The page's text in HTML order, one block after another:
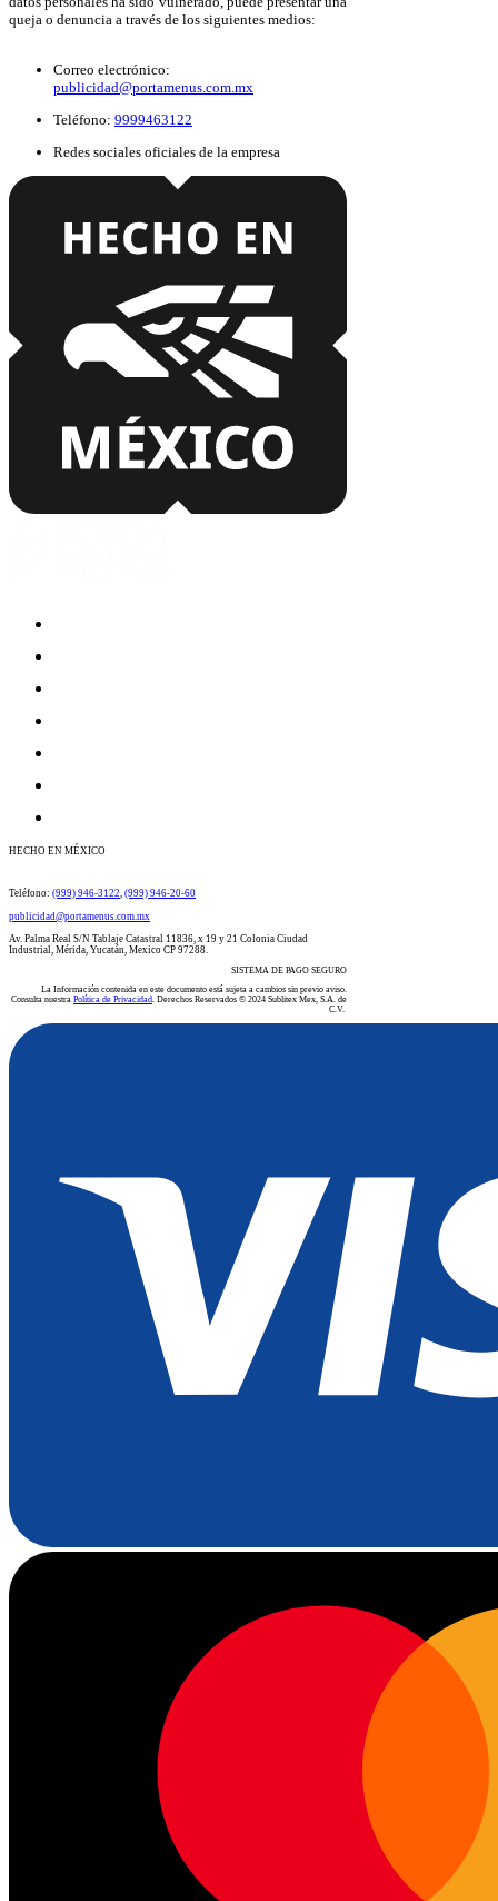
queja o denuncia a través de los siguientes medios:
Correo electrónico:
publicidad@portamenus.com.mx
Teléfono: 9999463122
Redes sociales oficiales de la empresa
HECHO EN MÉXICO
​​​​​​​​​​​​​​​​​​​​Teléfono: (999) 946-3122 (999) 946-20-60
publicidad@portamenus.com.mx
Av. Palma Real S/N Tablaje Catastral 11836, x 19 y 21 Colonia Ciudad
Industrial, Mérida, Yucatán, Mexico CP 97288.
SISTEMA DE PAGO SEGURO
La Información contenida en este documento está sujeta a cambios sin previo aviso.
Consulta nuestra Política de Privacidad . Derechos Reservados © 2024 Sublitex Mex, S.A. de
C.V.